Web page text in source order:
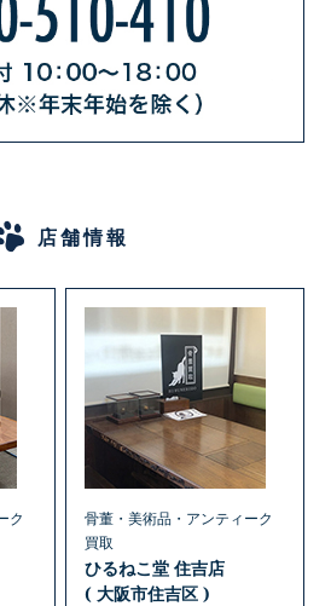
店舗情報
ク
骨董・美術品・アンティーク
買取
ひるねこ堂 住吉店
( 大阪市住吉区 )